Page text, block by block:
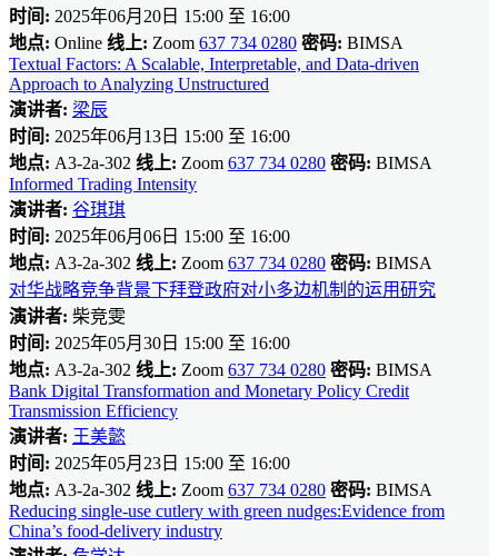
时间: 2025年06月20日 15:00 至 16:00
地点: Online 线上: Zoom 637 734 0280 密码: BIMSA
Textual Factors: A Scalable, Interpretable, and Data-driven
Approach to Analyzing Unstructured
演讲者: 梁辰
时间: 2025年06月13日 15:00 至 16:00
地点: A3-2a-302 线上: Zoom 637 734 0280 密码: BIMSA
Informed Trading Intensity
演讲者: 谷琪琪
时间: 2025年06月06日 15:00 至 16:00
地点: A3-2a-302 线上: Zoom 637 734 0280 密码: BIMSA
对华战略竞争背景下拜登政府对小多边机制的运用研究
演讲者: 柴竞雯
时间: 2025年05月30日 15:00 至 16:00
地点: A3-2a-302 线上: Zoom 637 734 0280 密码: BIMSA
Bank Digital Transformation and Monetary Policy Credit
Transmission Efficiency
演讲者: 王美懿
时间: 2025年05月23日 15:00 至 16:00
地点: A3-2a-302 线上: Zoom 637 734 0280 密码: BIMSA
Reducing single-use cutlery with green nudges:Evidence from
China’s food-delivery industry